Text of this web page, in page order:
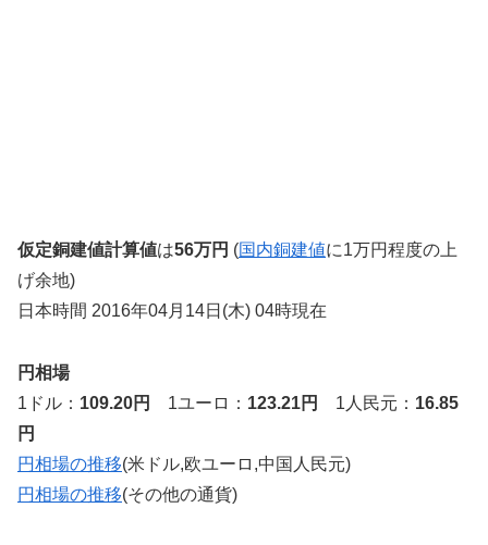
仮定銅建値計算値は56万円 (国内銅建値に1万円程度の上
げ余地)
日本時間 2016年04月14日(木) 04時現在
円相場
1ドル： 109.20円 1ユーロ： 123.21円 1人民元： 16.85
円
円相場の推移(米ドル,欧ユーロ,中国人民元)
円相場の推移(その他の通貨)